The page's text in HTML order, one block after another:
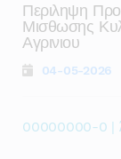
Περιληψη
Μισθωσης
Αγρινιου
04-05-2026
00000000-0 |